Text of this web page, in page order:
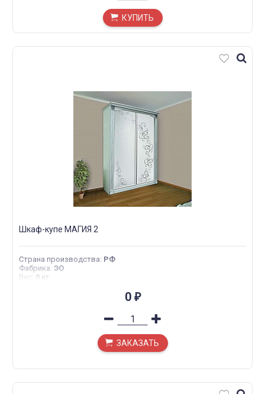
КУПИТЬ
Шкаф-купе МАГИЯ 2
Страна производства: РФ
Фабрика: ЭО
Вес : 0 кг
0 ₽
ЗАКАЗАТЬ